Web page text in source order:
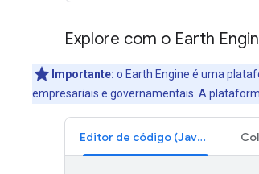
Explore com o Earth
Importante: o Earth Engine é uma
empresariais e governamentais. A
Editor de código (JavaScript)